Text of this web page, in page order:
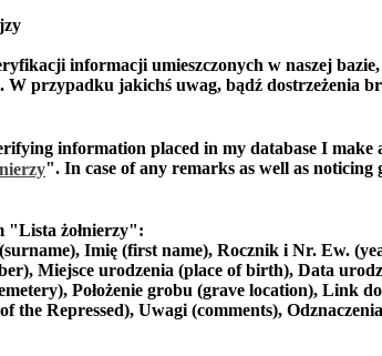
informacji umieszczonych w naszej
. W przypadku jakichś uwag, bądź dostrzeżenia
information placed in my database I
". In case of any remarks as well as noticing
"Lista żołnierzy":
Imię (first name), Rocznik i Nr. Ew.
Miejsce urodzenia (place of birth), Data
Położenie grobu (grave location), Link
the Repressed), Uwagi (comments),